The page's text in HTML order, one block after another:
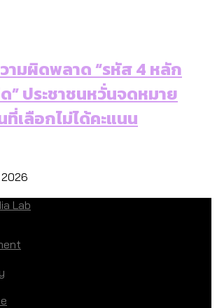
ามผิดพลาด “รหัส 4 หลัก
” ประชาชนหวั่นจดหมาย
เลือกไม่ได้คะแนน